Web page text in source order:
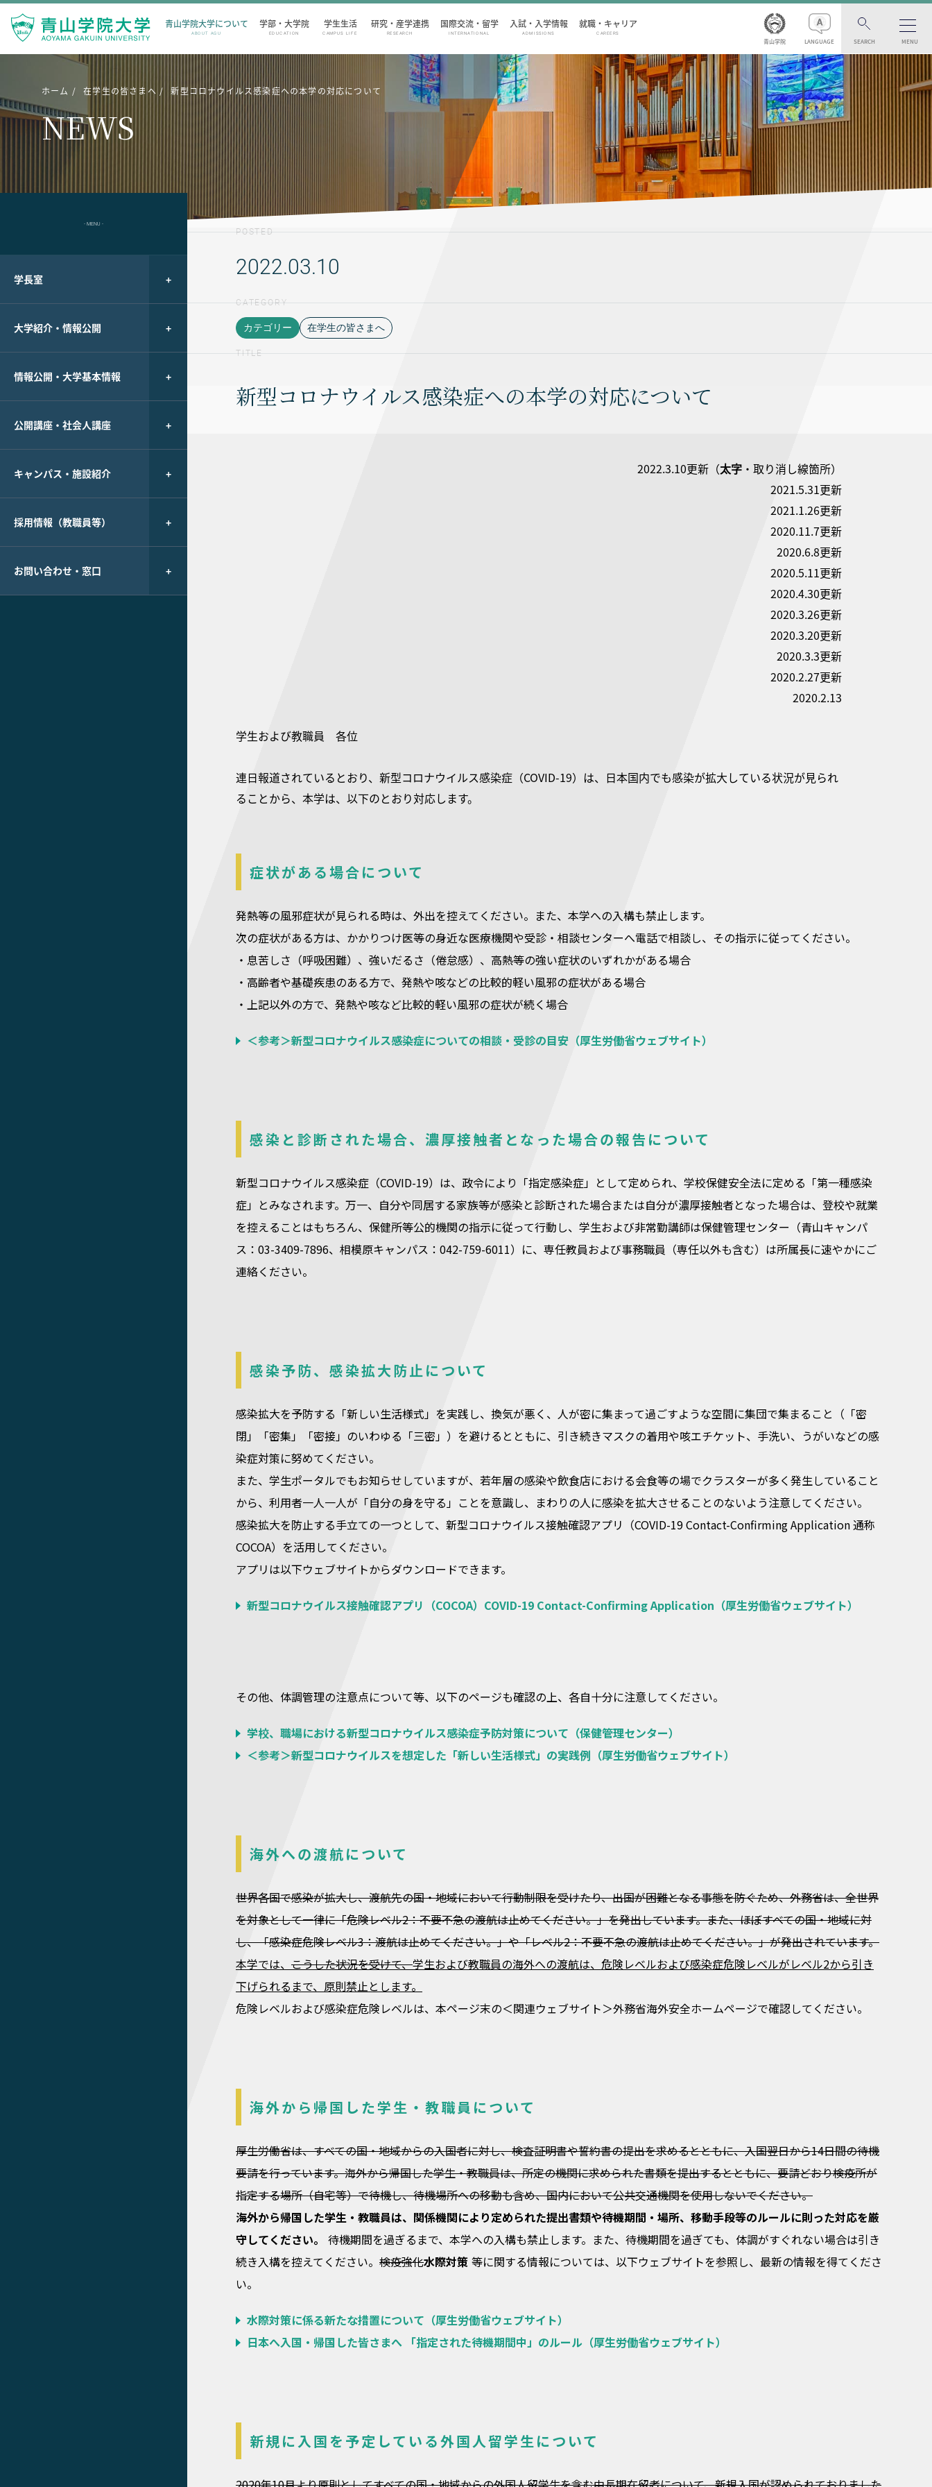
青山学院大学について
ABOUT AGU
学部・大学院
EDUCATION
学生生活
CAMPUS LIFE
研究・産学連携
RESEARCH
国際交流・留学
INTERNATIONAL
入試・入学情報
ADMISSIONS
就職・キャリア
CAREERS
青山学院 LANGUAGE SEARCH MENU
ホーム 在学生の皆さまへ 新型コロナウイルス感染症への本学の対応について
NEWS
- MENU -
学長室
大学紹介・情報公開
情報公開・大学基本情報
公開講座・社会人講座
キャンパス・施設紹介
採用情報（教職員等）
お問い合わせ・窓口
POSTED
2022.03.10
CATEGORY
カテゴリー 在学生の皆さまへ
TITLE
新型コロナウイルス感染症への本学の対応について
2022.3.10更新（太字 ・取り消し線箇所）
2021.5.31更新
2021.1.26更新
2020.11.7更新
2020.6.8更新
2020.5.11更新
2020.4.30更新
2020.3.26更新
2020.3.20更新
2020.3.3更新
2020.2.27更新
2020.2.13
学生および教職員 各位
連日報道されているとおり、新型コロナウイルス感染症（COVID-19）は、日本国内でも感染が拡大している状況が見られ
ることから、本学は、以下のとおり対応します。
症状がある場合について
発熱等の風邪症状が見られる時は、外出を控えてください。また、本学への入構も禁止します。
次の症状がある方は、かかりつけ医等の身近な医療機関や受診・相談センターへ電話で相談し、その指示に従ってください。
・息苦しさ（呼吸困難）、強いだるさ（倦怠感）、高熱等の強い症状のいずれかがある場合
・高齢者や基礎疾患のある方で、発熱や咳などの比較的軽い風邪の症状がある場合
・上記以外の方で、発熱や咳など比較的軽い風邪の症状が続く場合
＜参考＞新型コロナウイルス感染症についての相談・受診の目安（厚生労働省ウェブサイト）
感染と診断された場合、濃厚接触者となった場合の報告について
新型コロナウイルス感染症（COVID-19）は、政令により「指定感染症」として定められ、学校保健安全法に定める「第一種感染
症」とみなされます。万一、自分や同居する家族等が感染と診断された場合または自分が濃厚接触者となった場合は、登校や就業
を控えることはもちろん、保健所等公的機関の指示に従って行動し、学生および非常勤講師は保健管理センター（青山キャンパ
ス：03-3409-7896、相模原キャンパス：042-759-6011）に、専任教員および事務職員（専任以外も含む）は所属長に速やかにご
連絡ください。
感染予防、感染拡大防止について
感染拡大を予防する「新しい生活様式」を実践し、換気が悪く、人が密に集まって過ごすような空間に集団で集まること（「密
閉」「密集」「密接」のいわゆる「三密」）を避けるとともに、引き続きマスクの着用や咳エチケット、手洗い、うがいなどの感
染症対策に努めてください。
また、学生ポータルでもお知らせしていますが、若年層の感染や飲食店における会食等の場でクラスターが多く発生していること
から、利用者一人一人が「自分の身を守る」ことを意識し、まわりの人に感染を拡大させることのないよう注意してください。
感染拡大を防止する手立ての一つとして、新型コロナウイルス接触確認アプリ（COVID-19 Contact-Confirming Application 通称
COCOA）を活用してください。
アプリは以下ウェブサイトからダウンロードできます。
新型コロナウイルス接触確認アプリ（COCOA）COVID-19 Contact-Confirming Application（厚生労働省ウェブサイト）
その他、体調管理の注意点について等、以下のページも確認の上、各自十分に注意してください。
学校、職場における新型コロナウイルス感染症予防対策について（保健管理センター）
＜参考＞新型コロナウイルスを想定した「新しい生活様式」の実践例（厚生労働省ウェブサイト）
海外への渡航について
世界各国で感染が拡大し、渡航先の国・地域において行動制限を受けたり、出国が困難となる事態を防ぐため、外務省は、全世界
を対象として一律に「危険レベル2：不要不急の渡航は止めてください。」を発出しています。また、ほぼすべての国・地域に対
し、「感染症危険レベル3：渡航は止めてください。」や「レベル2：不要不急の渡航は止めてください。」が発出されています。
本学では、 こうした状況を受けて、学生および教職員の海外への渡航は、危険レベルおよび感染症危険レベルがレベル2から引き
下げられるまで、原則禁止とします。
危険レベルおよび感染症危険レベルは、本ページ末の＜関連ウェブサイト＞外務省海外安全ホームページで確認してください。
海外から帰国した学生・教職員について
厚生労働省は、すべての国・地域からの入国者に対し、検査証明書や誓約書の提出を求めるとともに、入国翌日から14日間の待機
要請を行っています。海外から帰国した学生・教職員は、所定の機関に求められた書類を提出するとともに、要請どおり検疫所が
指定する場所（自宅等）で待機し、待機場所への移動も含め、国内において公共交通機関を使用しないでください。
海外から帰国した学生・教職員は、関係機関により定められた提出書類や待機期間・場所、移動手段等のルールに則った対応を厳
守してください。
待機期間を過ぎるまで、本学への入構も禁止します。また、待機期間を過ぎても、体調がすぐれない場合は引き
続き入構を控えてください。 検疫強化水際対策 等に関する情報については、以下ウェブサイトを参照し、最新の情報を得てくださ
い。
水際対策に係る新たな措置について（厚生労働省ウェブサイト）
日本へ入国・帰国した皆さまへ 「指定された待機期間中」のルール（厚生労働省ウェブサイト）
新規に入国を予定している外国人留学生について